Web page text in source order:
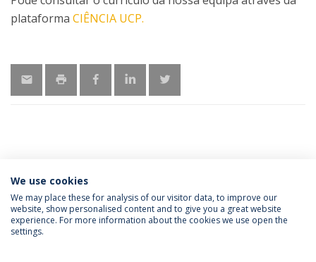
plataforma CIÊNCIA UCP.
LATEST NEWS
Política de Privacidade
Termos e Condições
We use cookies
We may place these for analysis of our visitor data, to improve our
website, show personalised content and to give you a great website
experience. For more information about the cookies we use open the
settings.